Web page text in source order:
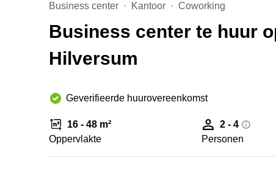
Business center Kantoor Coworking
Business center te huur
Hilversum
Geverifieerde huurovereenkomst
16 - 48 m²
Oppervlakte
2 - 4
Personen